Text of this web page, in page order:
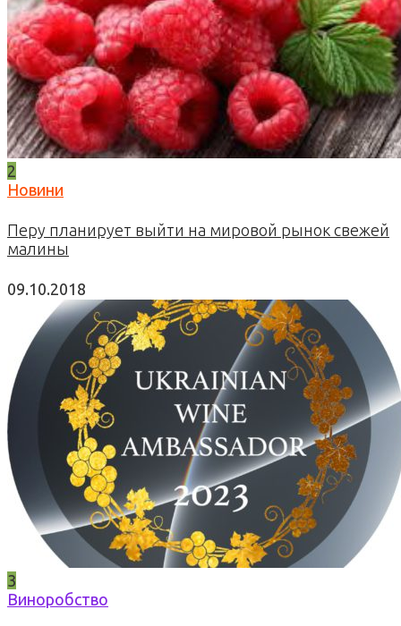
2
Новини
Перу планирует выйти на мировой рынок свежей
малины
09.10.2018
3
Виноробство